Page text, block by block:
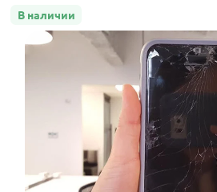
В наличии